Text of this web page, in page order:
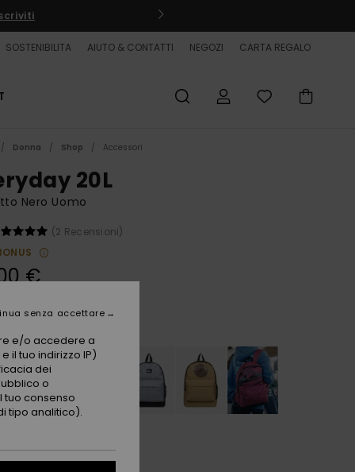
SOSTENIBILITA AIUTO & CONTATTI NEGOZI CARTA REGALO
Donna Shop Accessori
20L
Nero Uomo
(2 Recensioni)
€
e/o accedere a
il tuo indirizzo IP)
dei
o
tuo consenso
tipo analitico).
senza accettare